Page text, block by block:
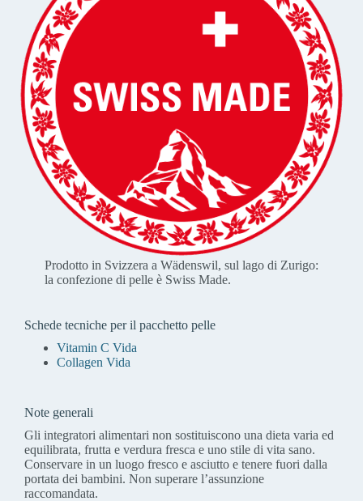
Prodotto in Svizzera a Wädenswil, sul lago di Zurigo:
la confezione di pelle è Swiss Made.
Schede tecniche per il pacchetto pelle
Vitamin C Vida
Collagen Vida
Note generali
Gli integratori alimentari non sostituiscono una dieta varia ed
equilibrata, frutta e verdura fresca e uno stile di vita sano.
Conservare in un luogo fresco e asciutto e tenere fuori dalla
portata dei bambini. Non superare l’assunzione
raccomandata.